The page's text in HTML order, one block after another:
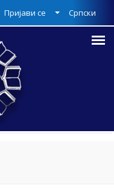
Српски
Пријави се